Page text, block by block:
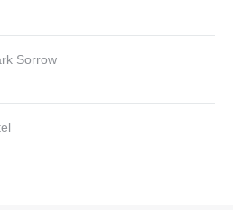
Sorrow